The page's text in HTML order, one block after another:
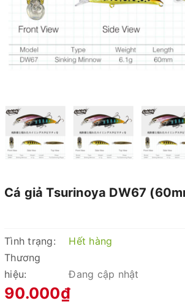
Cá giả Tsurinoya DW67
Tình trạng:
Hết hàng
Thương
hiệu:
Đang cập nhật
90.000₫